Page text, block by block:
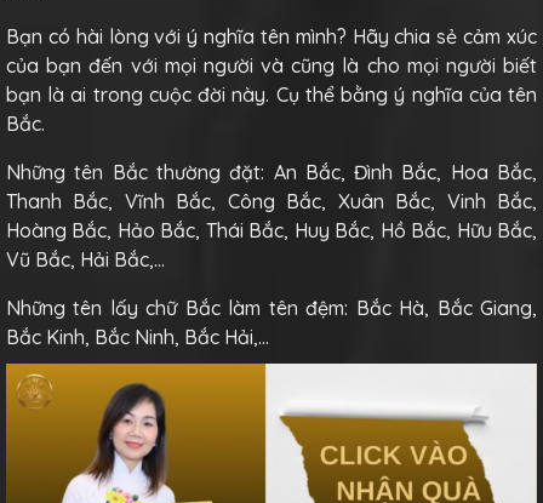
Bạn có hài lòng với ý nghĩa tên mình? Hãy chia sẻ cảm xúc
của bạn đến với mọi người và cũng là cho mọi người biết
bạn là ai trong cuộc đời này. Cụ thể bằng ý nghĩa của tên
Bắc.
Những tên Bắc thường đặt: An Bắc, Đình Bắc, Hoa Bắc,
Thanh Bắc, Vĩnh Bắc, Công Bắc, Xuân Bắc, Vinh Bắc,
Hoàng Bắc, Hảo Bắc, Thái Bắc, Huy Bắc, Hồ Bắc, Hữu Bắc,
Vũ Bắc, Hải Bắc,…
Những tên lấy chữ Bắc làm tên đệm: Bắc Hà, Bắc Giang,
Bắc Kinh, Bắc Ninh, Bắc Hải,…